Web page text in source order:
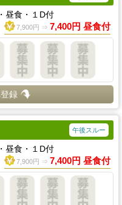
昼食・１D付
7,900円 ⇒ 7,400円 昼食付
録
午後スルー
昼食・１D付
7,900円 ⇒ 7,400円 昼食付